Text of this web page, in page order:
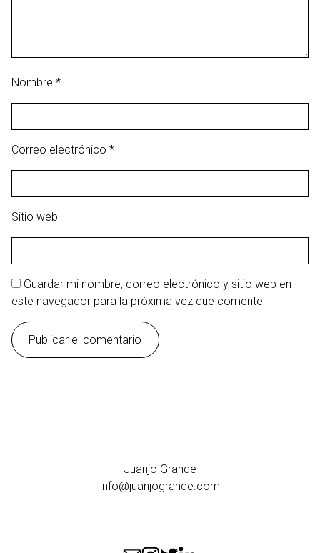
Nombre *
Correo electrónico *
Sitio web
Guardar mi nombre, correo electrónico y sitio web en
este navegador para la próxima vez que comente
Juanjo Grande
info@juanjogrande.com